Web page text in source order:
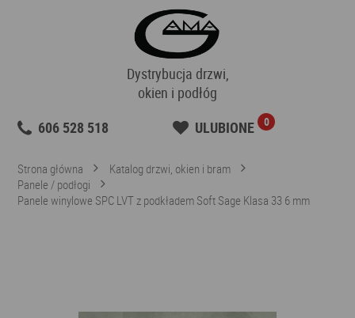
Dystrybucja drzwi,
okien i podłóg
606 528 518
ULUBIONE 0
Strona główna
Katalog drzwi, okien i bram
Panele / podłogi
Panele winylowe SPC LVT z podkładem Soft Sage Klasa 33 6 mm